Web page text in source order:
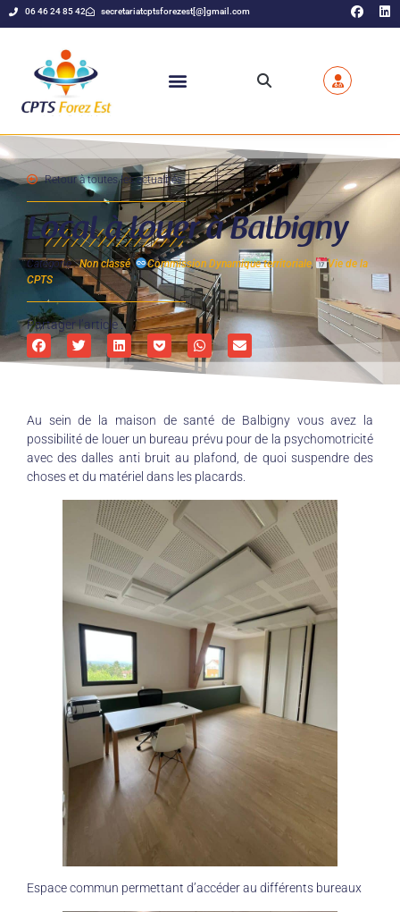
06 46 24 85 42 secretariatcptsforezest[@]gmail.com
Retour à toutes les actualités
Local à louer à Balbigny
Catégorie :Non classé, Commission Dynamique territoriale,
Vie de la
CPTS
Partager l’article :
Au sein de la maison de santé de Balbigny vous avez la
possibilité de louer un bureau prévu pour de la psychomotricité
avec des dalles anti bruit au plafond, de quoi suspendre des
choses et du matériel dans les placards.
Espace commun permettant d’accéder au différents bureaux